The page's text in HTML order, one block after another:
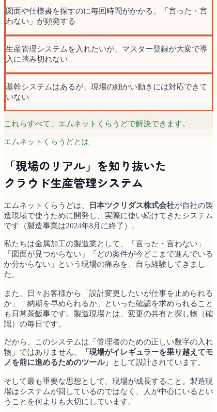
図面や仕様書を探すのに毎回時間がかかる。「言った・言
わない」が頻発する
生産管理システムを入れたいが、マスター登録が大変で導
入に踏み切れない
基幹システムはあるが、現場の細かい動きには対応できて
いない
これらすべて、エムネットくらうどで解決できます。
エムネットくらうどとは
「現場のリアル」を知り抜いた
クラウド生産管理システム
エムネットくらうどは、 日本ツクリダス株式会社が自社の製
造現場で使うために開発し、実際に使い続けてきたシステム
です（製造事業は2024年8月に終了）。
私たちは金属加工の製造業として、「言った・言わない」
「図面が見つからない」「どの案件が今どこまで進んでいる
か分からない」という現場の痛みを、自ら経験してきまし
た。
また、日々お客様から「設計変更したいが仕事を止められる
か」「納期を早められるか」といった確認を求められること
も日常茶飯事です。製造現場とは、変更の共有と探し物（確
認）の毎日です。
だから、このシステムは「管理者のための正しい数字の入れ
物」ではありません。
「現場がイレギュラーを乗り越えてモ
ノを前に進めるためのツール」
として設計されています。
そして最も重要な思想として、現場が成長すること。製造現
場はシステムが回しているのではなく、人が中心にいるとい
うことを何よりも大切にしています。